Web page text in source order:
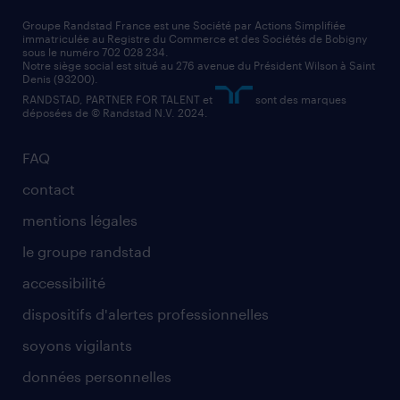
assistant administratif
comptable
nos cabinets de recrutement
FAQ
contact
mentions légales
le groupe randstad
accessibilité
dispositifs d'alertes professionnelles
soyons vigilants
données personnelles
Groupe Randstad France est une Société par Actions Simplifiée
immatriculée au Registre du Commerce et des Sociétés de Bobigny
sous le numéro 702 028 234.
Notre siège social est situé au 276 avenue du Président Wilson à Saint
Denis (93200).
RANDSTAD, PARTNER FOR TALENT et
sont des marques
déposées de © Randstad N.V. 2024.